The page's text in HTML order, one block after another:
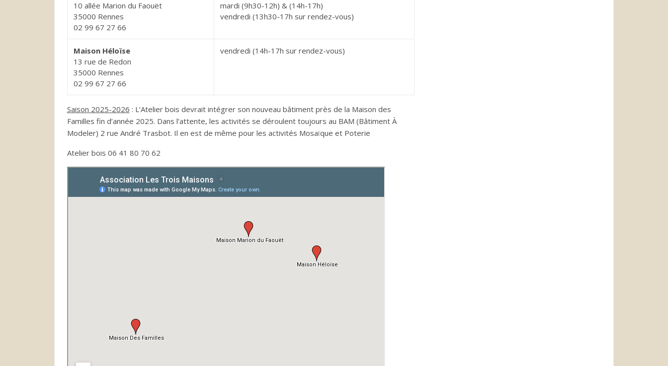
10 allée Marion du Faouët
35000 Rennes
02 99 67 27 66
mardi (9h30-12h) & (14h-17h)
vendredi (13h30-17h sur rendez-vous)
Maison Héloïse
13 rue de Redon
35000 Rennes
02 99 67 27 66
vendredi (14h-17h sur rendez-vous)
Saison 2025-2026 : L’Atelier bois devrait intégrer son nouveau bâtiment près de la Maison des
Familles fin d’année 2025. Dans l’attente, les activités se déroulent toujours au BAM (Bâtiment À
Modeler) 2 rue André Trasbot. Il en est de même pour les activités Mosaïque et Poterie
Atelier bois 06 41 80 70 62